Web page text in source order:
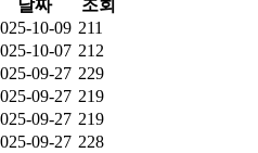
날짜
조회
10-09 211
10-07 212
09-27 229
09-27 219
09-27 219
09-27 228